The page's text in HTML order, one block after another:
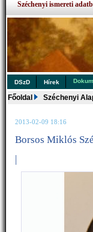
Széchenyi ismereti
DSzD Hírek
Főoldal Széchenyi
2013-02-09 18:16
Borsos Miklós
|